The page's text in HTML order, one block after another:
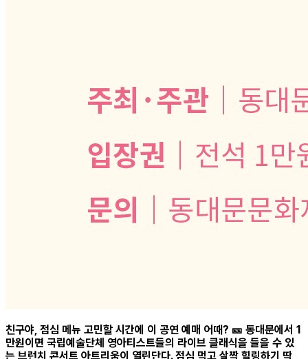
친구야, 점심 메뉴 고민할 시간에 이 공연 예매 어때? 🎫 동대문에서 1
만원이면 국립예술단체 영아티스트들의 라이브 클래식을 들을 수 있
는 브런치 콘서트 아트리움이 열린단다. 점심 먹고 살짝 힐링하기 딱